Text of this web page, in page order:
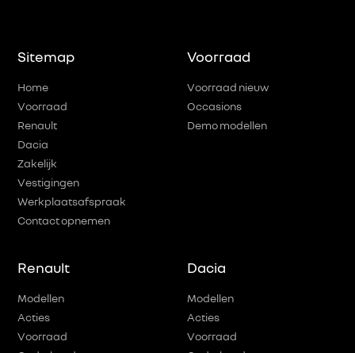
Sitemap
Home
Voorraad
Renault
Dacia
Zakelijk
Vestigingen
Werkplaatsafspraak
Contact opnemen
Voorraad
Voorraad nieuw
Occasions
Demo modellen
Renault
Modellen
Acties
Voorraad
Dacia
Modellen
Acties
Voorraad